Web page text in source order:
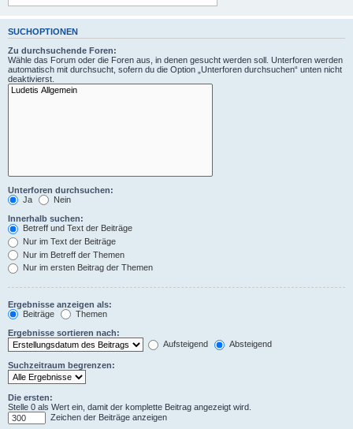
SUCHOPTIONEN
Zu durchsuchende Foren:
Wähle das Forum oder die Foren aus, in denen gesucht werden soll. Unterforen werden
automatisch mit durchsucht, sofern du die Option „Unterforen durchsuchen“ unten nicht
deaktivierst.
Unterforen durchsuchen:
Ja
Nein
Innerhalb suchen:
Betreff und Text der Beiträge
Nur im Text der Beiträge
Nur im Betreff der Themen
Nur im ersten Beitrag der Themen
Ergebnisse anzeigen als:
Beiträge
Themen
Ergebnisse sortieren nach:
Aufsteigend
Absteigend
Suchzeitraum begrenzen:
Die ersten:
Stelle 0 als Wert ein, damit der komplette Beitrag angezeigt wird.
Zeichen der Beiträge anzeigen